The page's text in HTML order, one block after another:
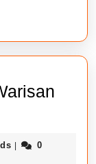
Paul 0